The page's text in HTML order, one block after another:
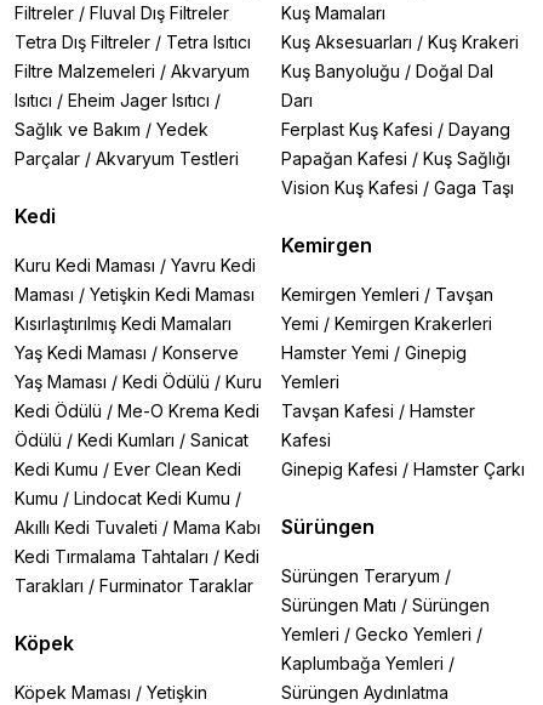
Filtreler / Fluval Dış Filtreler
Tetra Dış Filtreler / Tetra Isıtıcı
Filtre Malzemeleri / Akvaryum
Isıtıcı / Eheim Jager Isıtıcı /
Sağlık ve Bakım / Yedek
Parçalar / Akvaryum Testleri
Kedi
Kuru Kedi Maması / Yavru Kedi
Maması / Yetişkin Kedi Maması
Kısırlaştırılmış Kedi Mamaları
Yaş Kedi Maması / Konserve
Yaş Maması / Kedi Ödülü / Kuru
Kedi Ödülü / Me-O Krema Kedi
Ödülü / Kedi Kumları / Sanicat
Kedi Kumu / Ever Clean Kedi
Kumu / Lindocat Kedi Kumu /
Akıllı Kedi Tuvaleti / Mama Kabı
Kedi Tırmalama Tahtaları / Kedi
Tarakları / Furminator Taraklar
Köpek
Köpek Maması / Yetişkin
Kuş Mamaları
Kuş Aksesuarları / Kuş Krakeri
Kuş Banyoluğu / Doğal Dal
Darı
Ferplast Kuş Kafesi / Dayang
Papağan Kafesi / Kuş Sağlığı
Vision Kuş Kafesi / Gaga Taşı
Kemirgen
Kemirgen Yemleri / Tavşan
Yemi / Kemirgen Krakerleri
Hamster Yemi / Ginepig
Yemleri
Tavşan Kafesi / Hamster
Kafesi
Ginepig Kafesi / Hamster Çarkı
Sürüngen
Sürüngen Teraryum /
Sürüngen Matı / Sürüngen
Yemleri / Gecko Yemleri /
Kaplumbağa Yemleri /
Sürüngen Aydınlatma